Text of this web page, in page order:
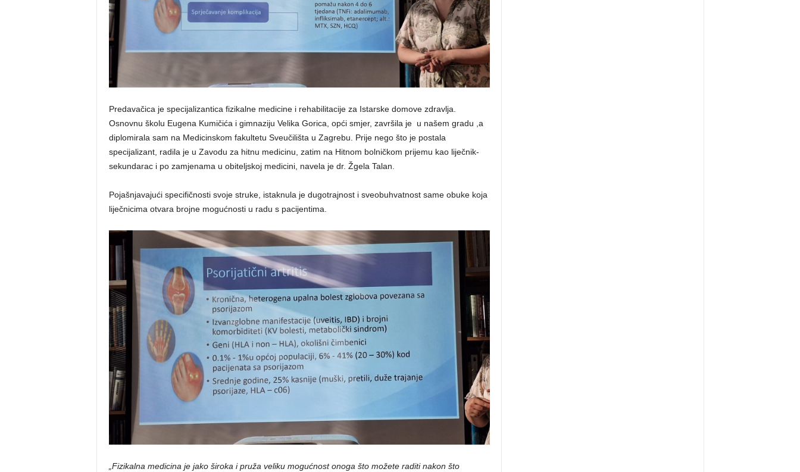
Predavačica je specijalizantica fizikalne medicine i rehabilitacije za Istarske domove zdravlja.
Osnovnu školu Eugena Kumičića i gimnaziju Velika Gorica, opći smjer, završila je u našem gradu ,a
diplomirala sam na Medicinskom fakultetu Sveučilišta u Zagrebu. Prije nego što je postala
specijalizant, radila je u Zavodu za hitnu medicinu, zatim na Hitnom bolničkom prijemu kao liječnik-
sekundarac i po zamjenama u obiteljskoj medicini, navela je dr. Žgela Talan.
Pojašnjavajući specifičnosti svoje struke, istaknula je dugotrajnost i sveobuhvatnost same obuke koja
liječnicima otvara brojne mogućnosti u radu s pacijentima.
„Fizikalna medicina je jako široka i pruža veliku mogućnost onoga što možete raditi nakon što